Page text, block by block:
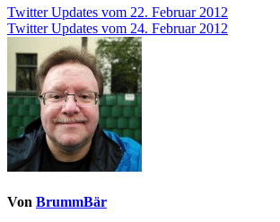
Beitragsnavigation
Twitter Updates vom 22. Februar 2012
Twitter Updates vom 24. Februar 2012
Von BrummBär